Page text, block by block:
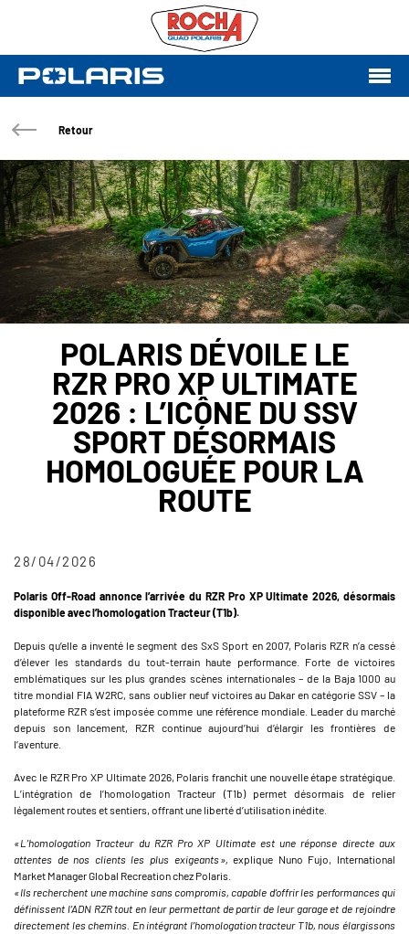
Retour
POLARIS DÉVOILE LE
RZR PRO XP ULTIMATE
2026 : L’ICÔNE DU SSV
SPORT DÉSORMAIS
HOMOLOGUÉE POUR LA
ROUTE
28/04/2026
Polaris Off-Road annonce l’arrivée du RZR Pro XP Ultimate 2026, désormais
disponible avec l’homologation Tracteur (T1b).
Depuis qu’elle a inventé le segment des SxS Sport en 2007, Polaris RZR n’a cessé
d’élever les standards du tout-terrain haute performance. Forte de victoires
emblématiques sur les plus grandes scènes internationales – de la Baja 1000 au
titre mondial FIA W2RC, sans oublier neuf victoires au Dakar en catégorie SSV – la
plateforme RZR s’est imposée comme une référence mondiale. Leader du marché
depuis son lancement, RZR continue aujourd’hui d’élargir les frontières de
l’aventure.
Avec le RZR Pro XP Ultimate 2026, Polaris franchit une nouvelle étape stratégique.
L’intégration de l’homologation Tracteur (T1b) permet désormais de relier
légalement routes et sentiers, offrant une liberté d’utilisation inédite.
« L’homologation Tracteur du RZR Pro XP Ultimate est une réponse directe aux
attentes de nos clients les plus exigeants »,explique Nuno Fujo, International
Market Manager Global Recreation chez Polaris.
« Ils recherchent une machine sans compromis, capable d’offrir les performances qui
définissent l’ADN RZR tout en leur permettant de partir de leur garage et de rejoindre
directement les chemins. En intégrant l’homologation tracteur T1b, nous élargissons